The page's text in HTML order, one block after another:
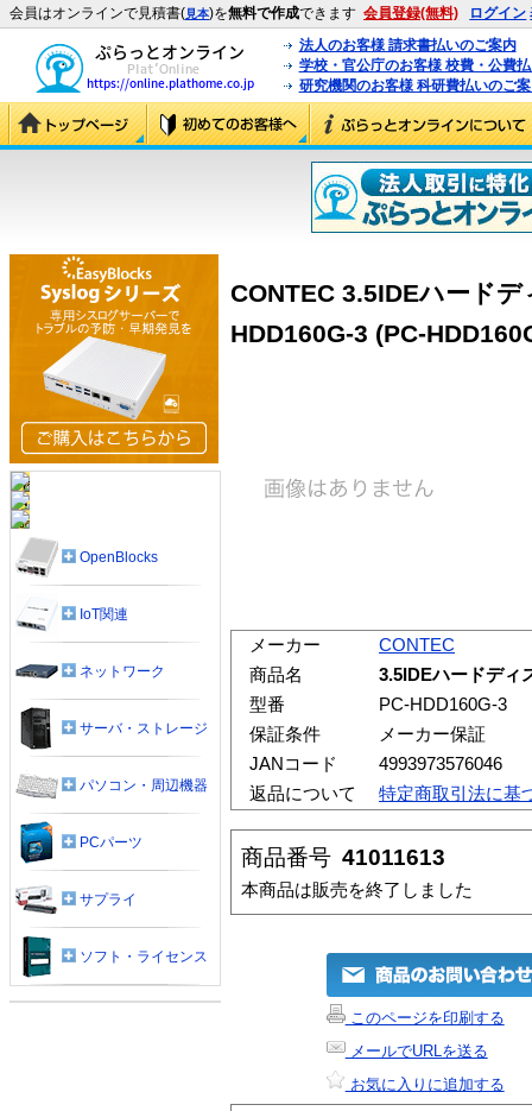
会員はオンラインで見積書(見本)を無料で作成できます 会員登録(無料) ログイン
法人のお客様 請求書払いのご案内
学校・官公庁のお客様 校費・公費
研究機関のお客様 科研費払いのご
CONTEC 3.5IDEハード
HDD160G-3 (PC-
メーカー
CONTEC
商品名
3.5IDEハードディ
型番
PC-HDD160G-3
保証条件
メーカー保証
JANコード
4993973576046
返品について
特定商取引法に基
商品番号 41011613
本商品は販売を終了しました
このページを印刷する
メールでURLを送る
お気に入りに追加する
OpenBlocks
IoT関連
ネットワーク
サーバ・ストレージ
パソコン・周辺機器
PCパーツ
サプライ
ソフト・ライセンス